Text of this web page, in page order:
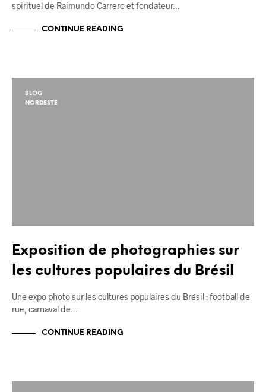
spirituel de Raimundo Carrero et fondateur…
CONTINUE READING
BLOG
NORDESTE
Exposition de photographies sur
les cultures populaires du Brésil
Une expo photo sur les cultures populaires du Brésil : football de
rue, carnaval de…
CONTINUE READING